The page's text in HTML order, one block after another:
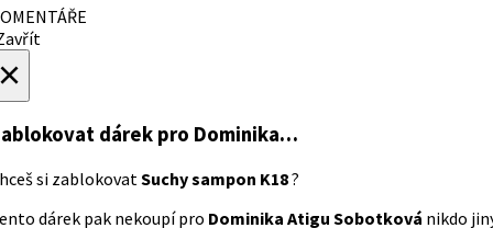
dárek pro Dominika…
si zablokovatSuchy sampon K18?
dárek pak nekoupí pro Dominika Atigu Sobotková nikdo